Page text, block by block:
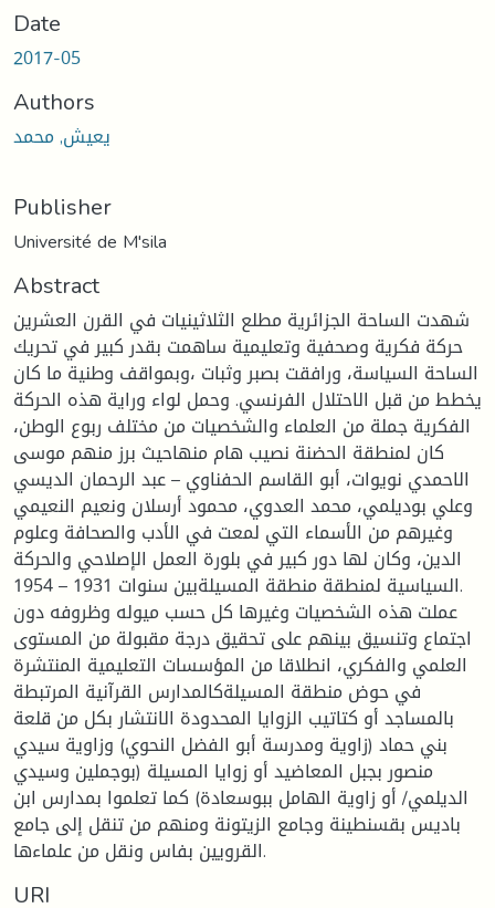
Date
2017-05
Authors
يعيش, محمد
Publisher
Université de M'sila
Abstract
شهدت الساحة الجزائرية مطلع الثلاثينيات في القرن العشرين
حركة فكرية وصحفية وتعليمية ساهمت بقدر كبير في تحريك
الساحة السياسة، ورافقت بصبر وثبات ،وبمواقف وطنية ما كان
يخطط من قبل الاحتلال الفرنسي. وحمل لواء وراية هذه الحركة
الفكرية جملة من العلماء والشخصيات من مختلف ربوع الوطن،
كان لمنطقة الحضنة نصيب هام منهاحيث برز منهم موسى
الاحمدي نويوات، أبو القاسم الحفناوي – عبد الرحمان الديسي
وعلي بوديلمي، محمد العدوي، محمود أرسلان ونعيم النعيمي
وغيرهم من الأسماء التي لمعت في الأدب والصحافة وعلوم
الدين، وكان لها دور كبير في بلورة العمل الإصلاحي والحركة
السياسية لمنطقة منطقة المسيلةبين سنوات 1931 – 1954.
عملت هذه الشخصيات وغيرها كل حسب ميوله وظروفه دون
اجتماع وتنسيق بينهم على تحقيق درجة مقبولة من المستوى
العلمي والفكري، انطلاقا من المؤسسات التعليمية المنتشرة
في حوض منطقة المسيلةكالمدارس القرآنية المرتبطة
بالمساجد أو كتاتيب الزوايا المحدودة الانتشار بكل من قلعة
بني حماد (زاوية ومدرسة أبو الفضل النحوي) وزاوية سيدي
منصور بجبل المعاضيد أو زوايا المسيلة (بوجملين وسيدي
الديلمي/ أو زاوية الهامل ببوسعادة) كما تعلموا بمدارس ابن
باديس بقسنطينة وجامع الزيتونة ومنهم من تنقل إلى جامع
القرويين بفاس ونقل من علماءها.
URI